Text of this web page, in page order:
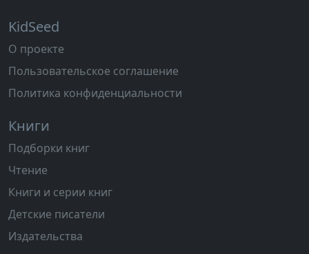
KidSeed
О проекте
Пользовательское соглашение
Политика конфиденциальности
Книги
Подборки книг
Чтение
Книги и серии книг
Детские писатели
Издательства